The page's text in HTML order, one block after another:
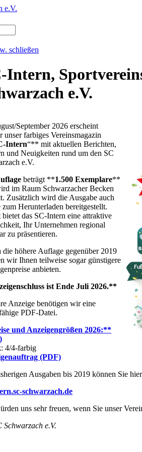
Intern,
e.V.
September 2026 erscheint
unser farbiges Vereinsmagazin
Intern“** mit aktuellen Berichten,
und Neuigkeiten rund um den SC
e.V.
beträgt **1.500 Exemplare**
im Raum Schwarzacher Becken
Zusätzlich wird die Ausgabe auch
zum Herunterladen bereitgestellt.
das SC-Intern eine attraktive
Ihr Unternehmen regional
zu präsentieren.
die höhere Auflage gegenüber 2019
wir Ihnen teilweise sogar günstigere
anbieten.
ist Ende Juli 2026.**
Anzeige benötigen wir eine
PDF-Datei.
und Anzeigengrößen 2026:**
4/4-farbig
(PDF)
Ausgaben bis 2019 können Sie
schwarzach.de
uns sehr freuen, wenn Sie unser
Schwarzach e.V.